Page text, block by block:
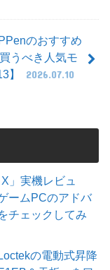
のおすすめ
うべき人気モ
】
2026.07.10
X」実機レビュ
ームPCのアドバ
チェックしてみ
の電動式昇降